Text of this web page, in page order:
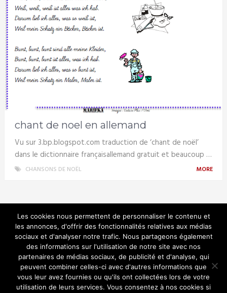
chant de noel en allemand
Vu sur 3.bp.blogspot.com traduction de ‘chant de noël’
dans le dictionnaire françaisallemand gratuit et beaucoup …
CHANSONS DE NOËL MORE
Noel en musique
Les cookies nous permettent de personnaliser le contenu et
les annonces, d'offrir des fonctionnalités relatives aux médias
sociaux et d'analyser notre trafic. Nous partageons également
des informations sur l'utilisation de notre site avec nos
partenaires de médias sociaux, de publicité et d'analyse, qui
peuvent combiner celles-ci avec d'autres informations que
vous leur avez fournies ou qu'ils ont collectées lors de votre
utilisation de leurs services. Vous consentez à nos cookies si